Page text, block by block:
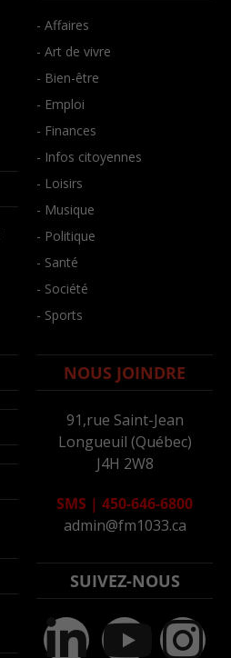
- Affaires
- Art de vivre
- Bien-être
- Emploi
- Finances
- Infos citoyennes
- Loisirs
- Musique
- Politique
- Santé
- Société
- Sports
NOUS JOINDRE
91,rue Saint-Jean
Longueuil (Québec)
J4H 2W8
SMS | 450-646-6800
admin@fm1033.ca
SUIVEZ-NOUS